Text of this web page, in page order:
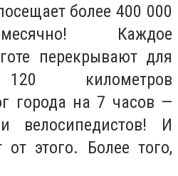
более 400 000
Каждое
перекрывают для
километров
города на 7 часов —
велосипедистов! И
этого. Более того,